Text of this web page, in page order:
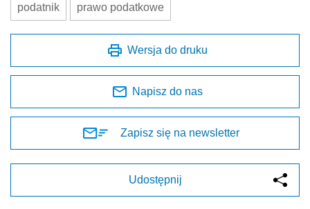
podatnik prawo podatkowe
Wersja do druku
Napisz do nas
Zapisz się na newsletter
Udostępnij